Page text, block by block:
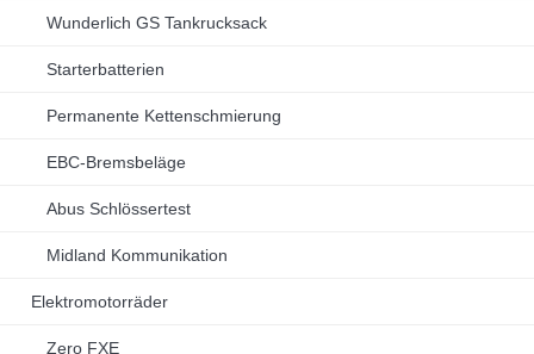
Wunderlich GS Tankrucksack
Starterbatterien
Permanente Kettenschmierung
EBC-Bremsbeläge
Abus Schlössertest
Midland Kommunikation
Elektromotorräder
Zero FXE